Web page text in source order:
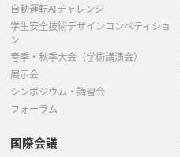
自動運転AIチャレンジ
学生安全技術デザインコンペティショ
ン
春季・秋季大会（学術講演会）
展示会
シンポジウム・講習会
フォーラム
国際会議